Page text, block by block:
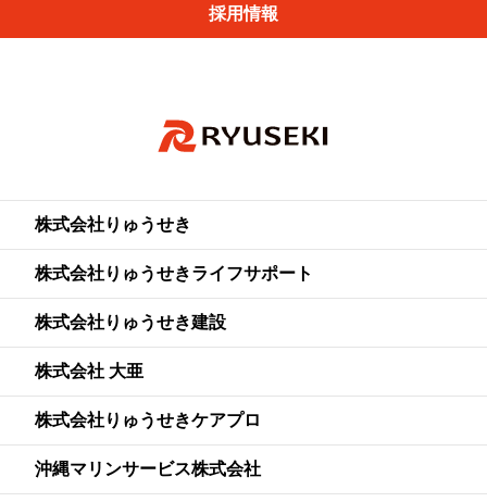
採用情報
株式会社りゅうせき
株式会社りゅうせきライフサポート
株式会社りゅうせき建設
株式会社 大亜
株式会社りゅうせきケアプロ
沖縄マリンサービス株式会社